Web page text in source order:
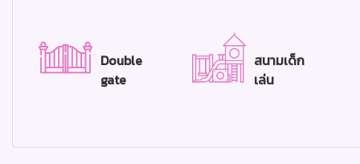
Double
gate
สนามเด็ก
เล่น